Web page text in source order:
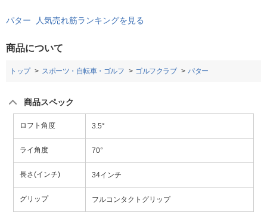
パター 人気売れ筋ランキングを見る
商品について
トップ スポーツ・自転車・ゴルフ ゴルフクラブ パター
商品スペック
ロフト角度 3.5°
ライ角度 70°
長さ(インチ) 34インチ
グリップ フルコンタクトグリップ